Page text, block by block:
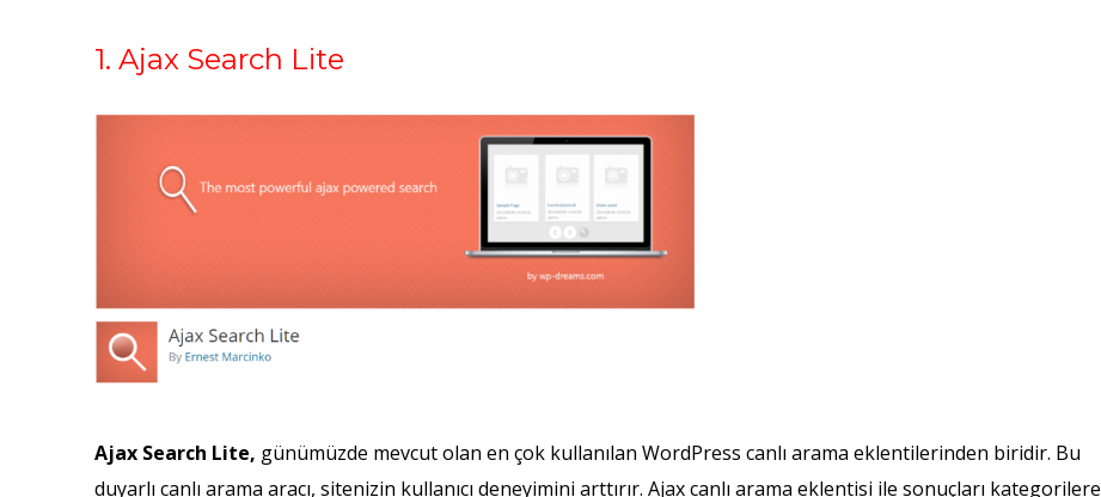
1. Ajax Search Lite
Ajax Search Lite, günümüzde mevcut olan en çok kullanılan WordPress canlı arama eklentilerinden biridir. Bu
duyarlı canlı arama aracı, sitenizin kullanıcı deneyimini arttırır. Ajax canlı arama eklentisi ile sonuçları kategorilere